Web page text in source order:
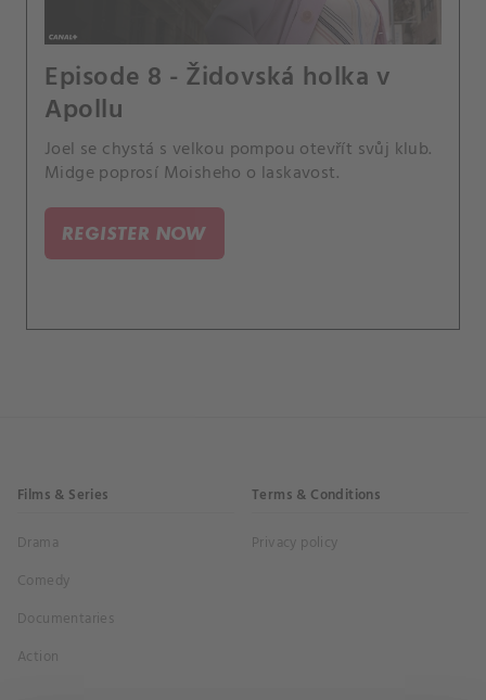
Episode 8 - Židovská holka v
Apollu
Joel se chystá s velkou pompou otevřít svůj klub.
Midge poprosí Moisheho o laskavost.
REGISTER NOW
Films & Series
Drama
Comedy
Documentaries
Action
Terms & Conditions
Privacy policy